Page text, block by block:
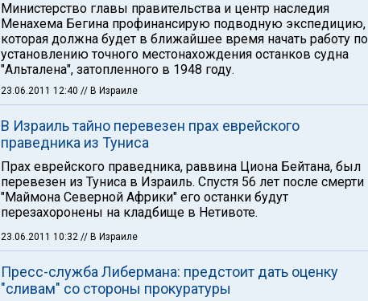
Министерство главы правительства и центр наследия
Менахема Бегина профинансирую подводную экспедицию,
которая должна будет в ближайшее время начать работу по
установлению точного местонахождения останков судна
"Альталена", затопленного в 1948 году.
23.06.2011 12:40 // В Израиле
В Израиль тайно перевезен прах еврейского
праведника из Туниса
Прах еврейского праведника, раввина Циона Бейтана, был
перевезен из Туниса в Израиль. Спустя 56 лет после смерти
"Маймона Северной Африки" его останки будут
перезахоронены на кладбище в Нетивоте.
23.06.2011 10:32 // В Израиле
Пресс-служба Либермана: предстоит дать оценку
"сливам" со стороны прокуратуры